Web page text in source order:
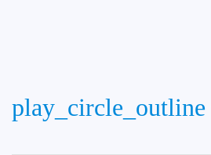
play_circle_outline